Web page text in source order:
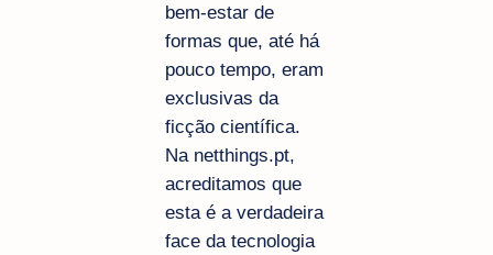
bem-estar de
formas que, até há
pouco tempo, eram
exclusivas da
ficção científica.
Na netthings.pt,
acreditamos que
esta é a verdadeira
face da tecnologia